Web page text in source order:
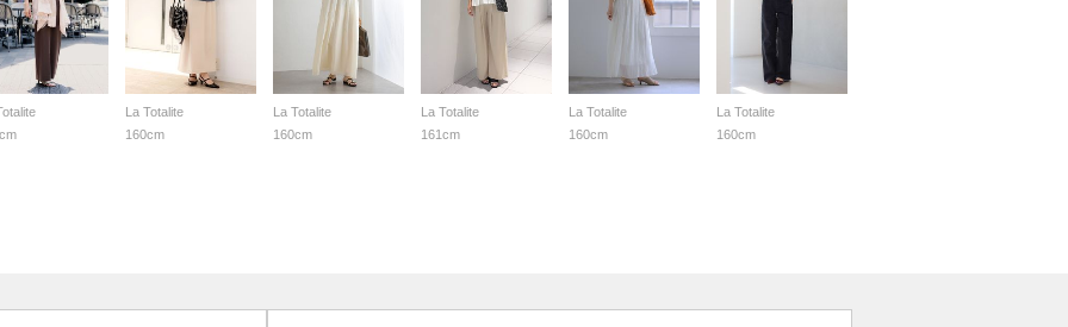
La Totalite
160cm
La Totalite
160cm
La Totalite
161cm
La Totalite
160cm
La Totalite
160cm